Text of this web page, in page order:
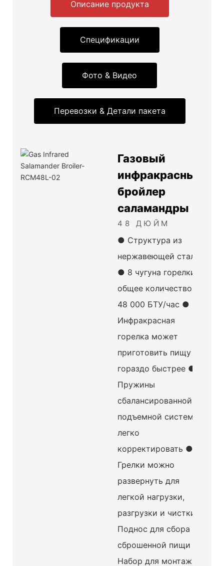
Описание продукта
Спецификации
Фото & Видео
Перевозки & Детали пакета
Газовый
инфракрасный
бройлер
саламандры
48 ДЮЙМ
● Структура из
нержавеющей стали
● 8 чугуна горелки,
общее количество
48 000 БТУ/час ●
Инфракрасная
горелка может
приготовить пищу
гораздо быстрее ●
Пружины
сбалансированной
подъемной системы,
легко
корректировать ●
Грелки можно
развернуть для
легкой нагрузки,
разгрузки и чистки.
Поднос для сбора
сброшенной пищи ●
Набор для монтажа
x 26 x 28 дюйма, 77 кг/170 фунтов